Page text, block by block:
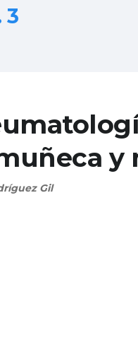
3
y
Gil